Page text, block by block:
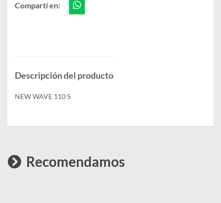
Compartí en:
Descripción del producto
NEW WAVE 110 S
Recomendamos